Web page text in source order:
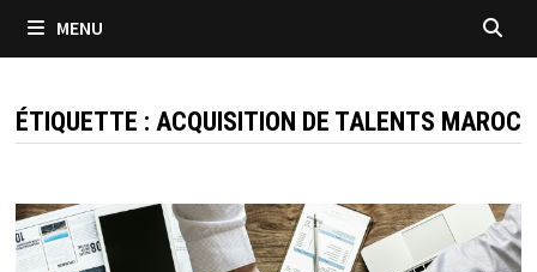
MENU
ÉTIQUETTE : ACQUISITION DE TALENTS MAROC